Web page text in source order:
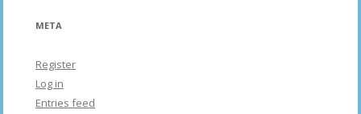
META
Register
Log in
Entries feed